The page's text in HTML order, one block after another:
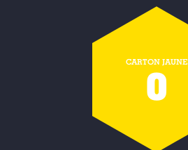
CARTON JAUNE
0